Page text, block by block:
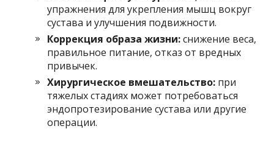
упражнения для укрепления мышц вокруг
сустава и улучшения подвижности.
Коррекция образа жизни:снижение веса,
правильное питание, отказ от вредных
привычек.
Хирургическое вмешательство: при
тяжелых стадиях может потребоваться
эндопротезирование сустава или другие
операции.